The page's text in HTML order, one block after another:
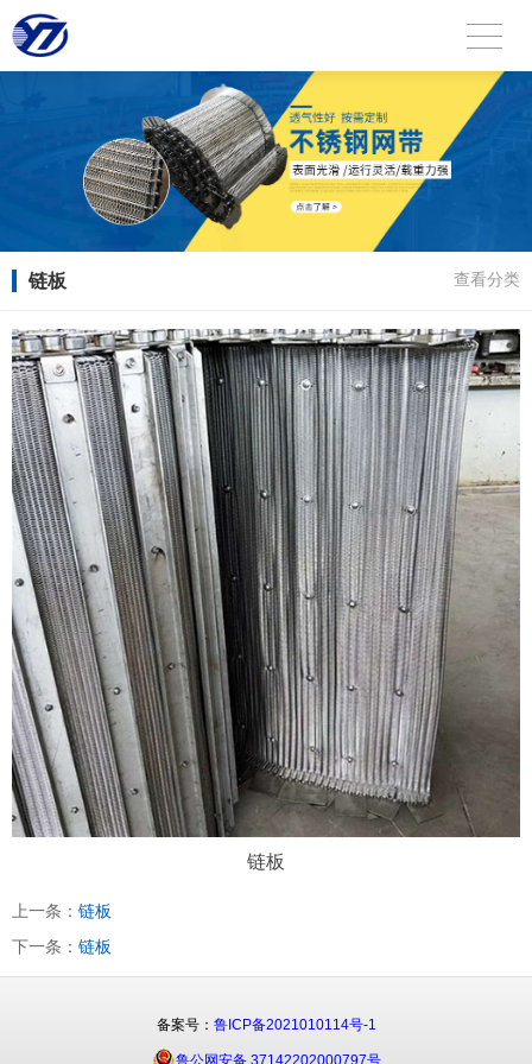
链板 查看分类
链板
上一条： 链板
下一条： 链板
备案号： 鲁ICP备2021010114号-1
鲁公网安备 37142202000797号